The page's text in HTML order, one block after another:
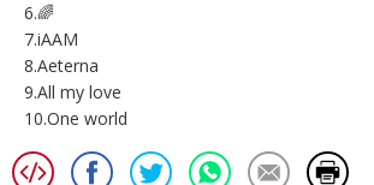
6.🌈
7.iAAM
8.Aeterna
9.All my love
10.One world